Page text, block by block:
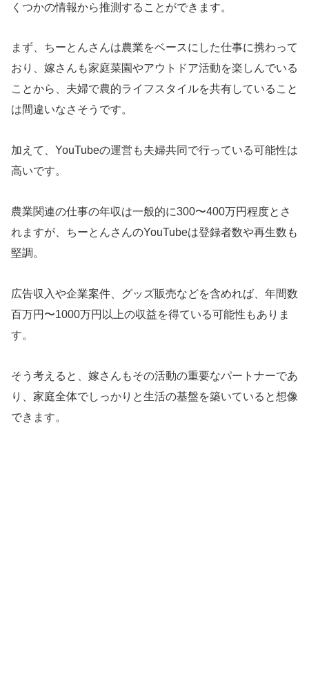
くつかの情報から推測することができます。
まず、ちーとんさんは農業をベースにした仕事に携わって
おり、嫁さんも家庭菜園やアウトドア活動を楽しんでいる
ことから、夫婦で農的ライフスタイルを共有していること
は間違いなさそうです。
加えて、YouTubeの運営も夫婦共同で行っている可能性は
高いです。
農業関連の仕事の年収は一般的に300〜400万円程度とさ
れますが、ちーとんさんのYouTubeは登録者数や再生数も
堅調。
広告収入や企業案件、グッズ販売などを含めれば、年間数
百万円〜1000万円以上の収益を得ている可能性もありま
す。
そう考えると、嫁さんもその活動の重要なパートナーであ
り、家庭全体でしっかりと生活の基盤を築いていると想像
できます。